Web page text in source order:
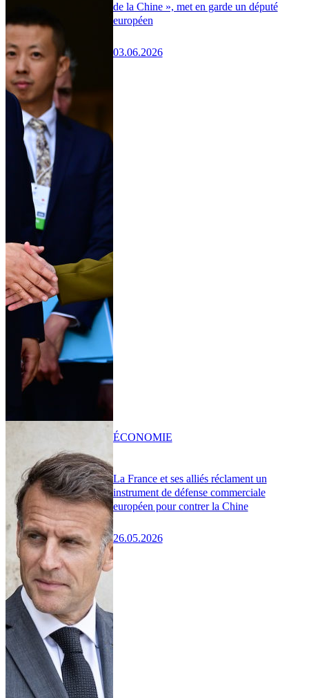
de la Chine », met en garde un député
européen
03.06.2026
La France et ses alliés réclament un
instrument de défense commerciale
européen pour contrer la Chine
26.05.2026
ÉCONOMIE